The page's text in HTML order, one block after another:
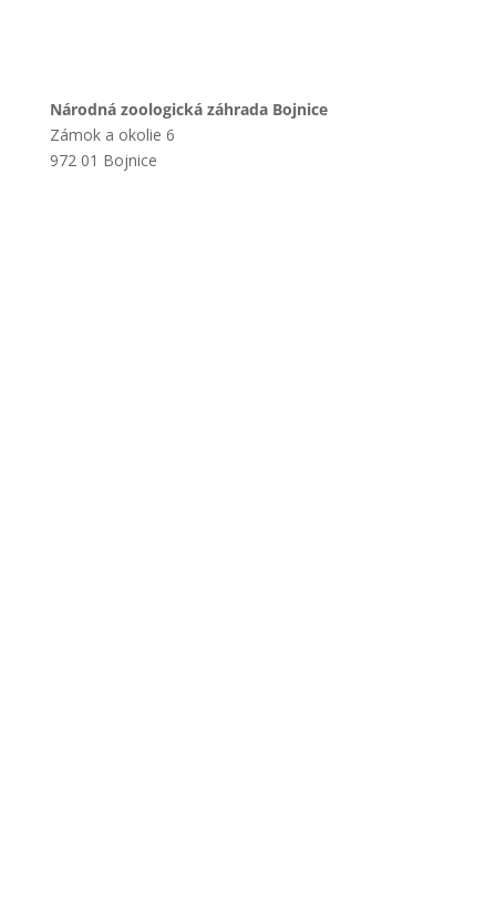
Národná zoologická záhrada Bojnice
Zámok a okolie 6
972 01 Bojnice